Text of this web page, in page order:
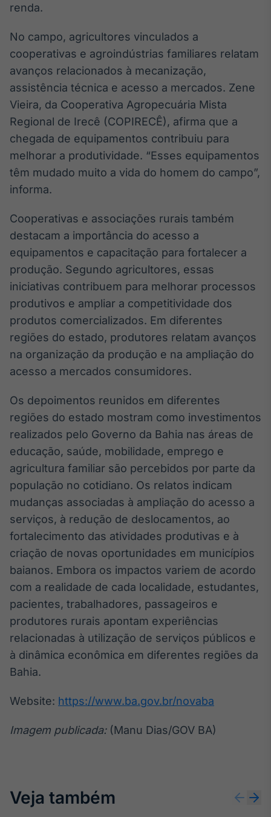
renda.
No campo, agricultores vinculados a
cooperativas e agroindústrias familiares relatam
avanços relacionados à mecanização,
assistência técnica e acesso a mercados. Zene
Vieira, da Cooperativa Agropecuária Mista
Regional de Irecê (COPIRECÊ), afirma que a
chegada de equipamentos contribuiu para
melhorar a produtividade. “Esses equipamentos
têm mudado muito a vida do homem do campo”,
informa.
Cooperativas e associações rurais também
destacam a importância do acesso a
equipamentos e capacitação para fortalecer a
produção. Segundo agricultores, essas
iniciativas contribuem para melhorar processos
produtivos e ampliar a competitividade dos
produtos comercializados. Em diferentes
regiões do estado, produtores relatam avanços
na organização da produção e na ampliação do
acesso a mercados consumidores.
Os depoimentos reunidos em diferentes
regiões do estado mostram como investimentos
realizados pelo Governo da Bahia nas áreas de
educação, saúde, mobilidade, emprego e
agricultura familiar são percebidos por parte da
população no cotidiano. Os relatos indicam
mudanças associadas à ampliação do acesso a
serviços, à redução de deslocamentos, ao
fortalecimento das atividades produtivas e à
criação de novas oportunidades em municípios
baianos. Embora os impactos variem de acordo
com a realidade de cada localidade, estudantes,
pacientes, trabalhadores, passageiros e
produtores rurais apontam experiências
relacionadas à utilização de serviços públicos e
à dinâmica econômica em diferentes regiões da
Bahia.
Website: https://www.ba.gov.br/novaba
Imagem publicada:(Manu Dias/GOV BA)
Veja também